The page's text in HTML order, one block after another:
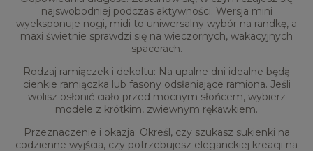
najswobodniej podczas aktywności. Wersja mini
wyeksponuje nogi, midi to uniwersalny wybór na randkę, a
maxi świetnie sprawdzi się na wieczornych, wakacyjnych
spacerach.
Rodzaj ramiączek i dekoltu: Na upalne dni idealne będą
cienkie ramiączka lub fasony odsłaniające ramiona. Jeśli
wolisz osłonić ciało przed mocnym słońcem, wybierz
modele z krótkim, zwiewnym rękawkiem.
Przeznaczenie i okazja: Określ, czy szukasz sukienki na
codzienne wyjścia, czy potrzebujesz eleganckiej kreacji na